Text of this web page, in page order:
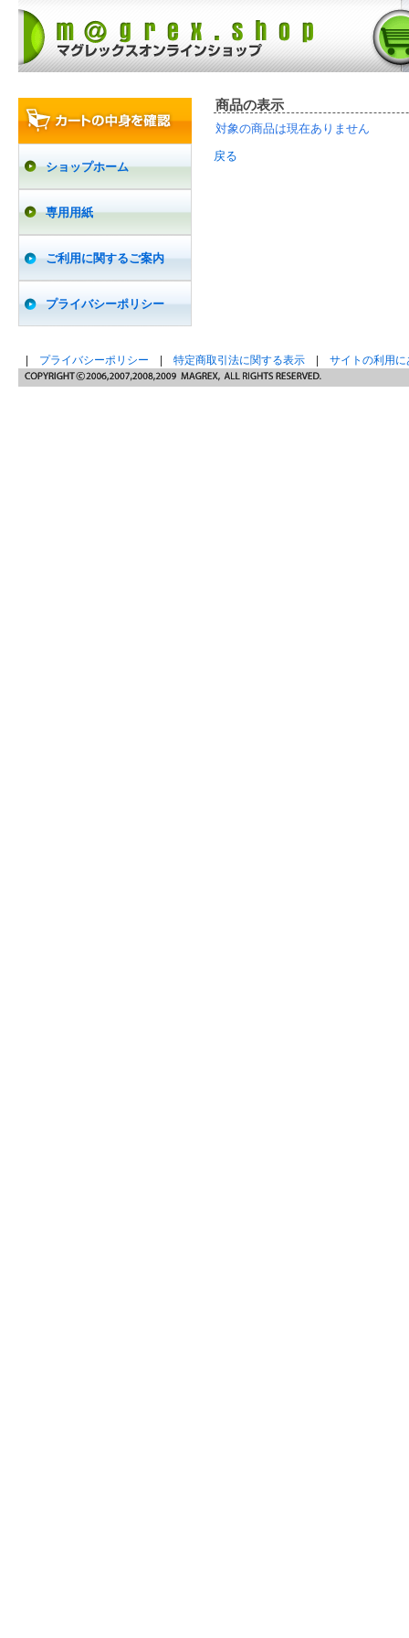
ショップホーム
専用用紙
ご利用に関するご案内
プライバシーポリシー
商品の表示
対象の商品は現在ありません
戻る
プライバシーポリシー 特定商取引法に関する表示 サイトの利用に